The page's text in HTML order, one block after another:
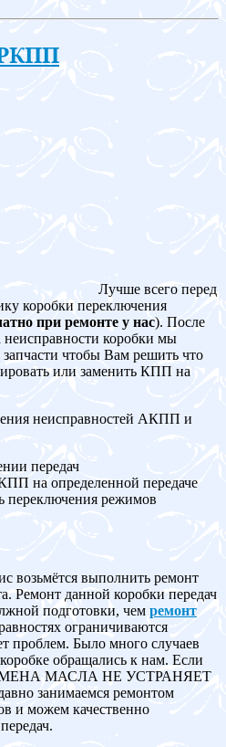
Лучше всего перед
коробки переключения
при ремонте у нас). После
неисправности коробки мы
чтобы Вам решить что
или заменить КПП на
неисправностей АКПП и
передач
на определенной передаче
переключения режимов
возьмётся выполнить ремонт
Ремонт данной коробки передач
подготовки, чем ремонт
ограничиваются
проблем. Было много случаев
обращались к нам. Если
ЗАМЕНА МАСЛА НЕ УСТРАНЯЕТ
занимаемся ремонтом
и можем качественно